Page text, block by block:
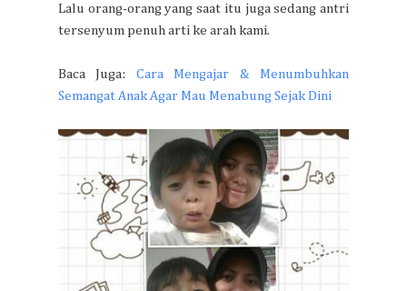
Lalu orang-orang yang saat itu juga sedang antri
tersenyum penuh arti ke arah kami.
Baca Juga: Cara Mengajar & Menumbuhkan
Semangat Anak Agar Mau Menabung Sejak Dini